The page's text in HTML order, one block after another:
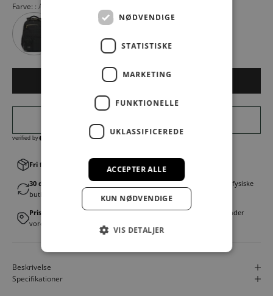
Farve: Anton 87
LÆG I KURV
Fri fragt v. køb over 499,00 kr.│Levering 1-3 hverdage
30 dages fortrydelsesret│Byt eller returner gratis i en af vores fysiske
butikker
Prismatch
│Vi tilbyder landsdækkende prisgaranti. Læs mere under
vores FAQ
Beskrivelse
Specifikationer
NØDVENDIGE
STATISTISKE
MARKETING
FUNKTIONELLE
UKLASSIFICEREDE
ACCEPTER ALLE
KUN NØDVENDIGE
VIS DETALJER